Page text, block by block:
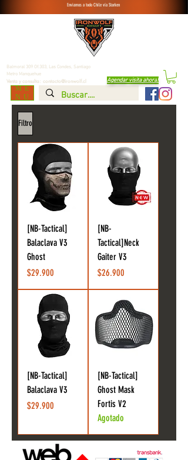
Venta y consulta: contacto@ironwolf.cl
ME
NU
Enviamos a todo Chile vía Starken
Agendar visita ahora!
Balmoral 309 Of.303, Las Condes, Santiago
Metro Manquehue
Filtro
[NB-Tactical]
Balaclava V3
Ghost
Precio
$29.900
[NB-
Tactical]Neck
Gaiter V3
Precio
$26.900
[NB-Tactical]
Balaclava V3
Precio
$29.900
[NB-Tactical]
Ghost Mask
Fortis V2
Agotado